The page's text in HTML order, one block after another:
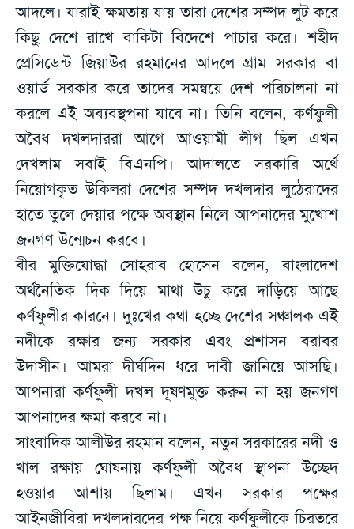
আদলে। যারাই ক্ষমতায় যায় তারা দেশের সম্পদ লুট করে
কিছু দেশে রাখে বাকিটা বিদেশে পাচার করে। শহীদ
প্রেসিডেন্ট জিয়াউর রহমানের আদলে গ্রাম সরকার বা
ওয়ার্ড সরকার করে তাদের সমন্বয়ে দেশ পরিচালনা না
করলে এই অব্যবস্থপনা যাবে না। তিনি বলেন, কর্ণফুলী
অবৈধ দখলদাররা আগে আওয়ামী লীগ ছিল এখন
দেখলাম সবাই বিএনপি। আদালতে সরকারি অর্থে
নিয়োগকৃত উকিলরা দেশের সম্পদ দখলদার লুঠেরাদের
হাতে তুলে দেয়ার পক্ষে অবস্থান নিলে আপনাদের মুখোশ
জনগণ উন্মেচন করবে।
বীর মুক্তিযোদ্ধা সোহরাব হোসেন বলেন, বাংলাদেশ
অর্থনৈতিক দিক দিয়ে মাথা উচু করে দাড়িয়ে আছে
কর্ণফুলীর কারনে। দুঃখের কথা হচ্ছে দেশের সঞ্চালক এই
নদীকে রক্ষার জন্য সরকার এবং প্রশাসন বরাবর
উদাসীন। আমরা দীর্ঘদিন ধরে দাবী জানিয়ে আসছি।
আপনারা কর্ণফুলী দখল দূষণমুক্ত করুন না হয় জনগণ
আপনাদের ক্ষমা করবে না।
সাংবাদিক আলীউর রহমান বলেন, নতুন সরকারের নদী ও
খাল রক্ষায় ঘোষনায় কর্ণফুলী অবৈধ স্থাপনা উচ্ছেদ
হওয়ার আশায় ছিলাম। এখন সরকার পক্ষের
আইনজীবিরা দখলদারদের পক্ষ নিয়ে কর্ণফুলীকে চিরতরে